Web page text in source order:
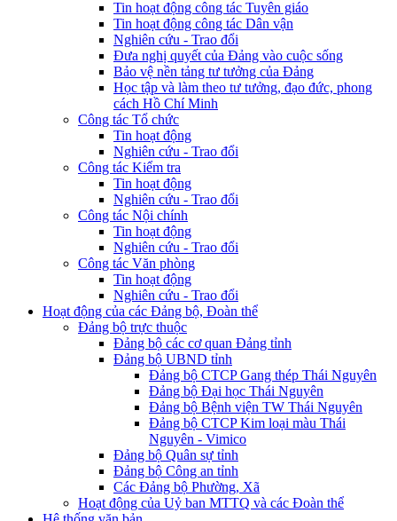
Tin hoạt động công tác Tuyên giáo
Tin hoạt động công tác Dân vận
Nghiên cứu - Trao đổi
Đưa nghị quyết của Đảng vào cuộc sống
Bảo vệ nền tảng tư tưởng của Đảng
Học tập và làm theo tư tưởng, đạo đức, phong
cách Hồ Chí Minh
Công tác Tổ chức
Tin hoạt động
Nghiên cứu - Trao đổi
Công tác Kiểm tra
Tin hoạt động
Nghiên cứu - Trao đổi
Công tác Nội chính
Tin hoạt động
Nghiên cứu - Trao đổi
Công tác Văn phòng
Tin hoạt động
Nghiên cứu - Trao đổi
Hoạt động của các Đảng bộ, Đoàn thể
Đảng bộ trực thuộc
Đảng bộ các cơ quan Đảng tỉnh
Đảng bộ UBND tỉnh
Đảng bộ CTCP Gang thép Thái Nguyên
Đảng bộ Đại học Thái Nguyên
Đảng bộ Bệnh viện TW Thái Nguyên
Đảng bộ CTCP Kim loại màu Thái
Nguyên - Vimico
Đảng bộ Quân sự tỉnh
Đảng bộ Công an tỉnh
Các Đảng bộ Phường, Xã
Hoạt động của Uỷ ban MTTQ và các Đoàn thể